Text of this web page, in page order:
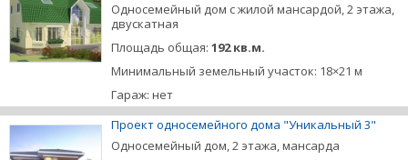
Односемейный дом с жилой мансардой, 2 этажа,
двускатная
Площадь общая: 192 кв.м.
Минимальный земельный участок: 18×21 м
Гараж: нет
Проект односемейного дома "Уникальный 3"
Односемейный дом, 2 этажа, мансарда